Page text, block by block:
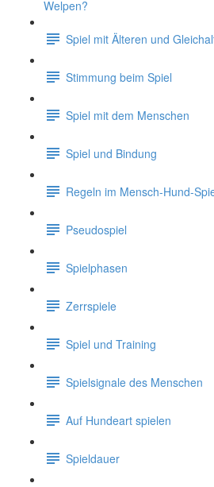
Welpen?
Spiel mit Älteren und
Stimmung beim Spiel
Spiel mit dem Menschen
Spiel und Bindung
Regeln im Mensch-Hund-
Pseudospiel
Spielphasen
Zerrspiele
Spiel und Training
Spielsignale des Menschen
Auf Hundeart spielen
Spieldauer